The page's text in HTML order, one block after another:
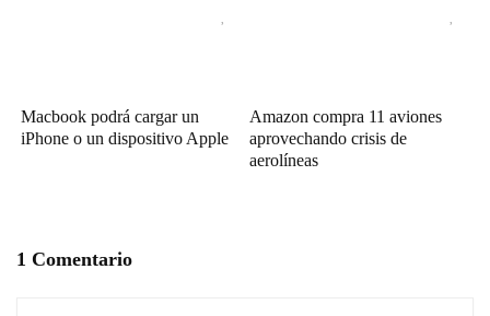
Macbook podrá cargar un
iPhone o un dispositivo Apple
Amazon compra 11 aviones
aprovechando crisis de
aerolíneas
1 Comentario